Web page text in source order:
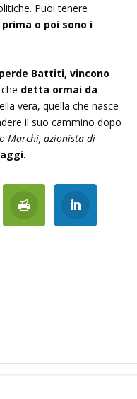
Puoi tenere
prima o poi sono i
Battiti, vincono
detta ormai da
vera, quella che nasce
il suo cammino dopo
Marchi, azionista di